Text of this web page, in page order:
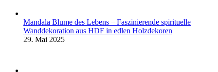
Mandala Blume des Lebens – Faszinierende spirituelle
Wanddekoration aus HDF in edlen Holzdekoren
29. Mai 2025